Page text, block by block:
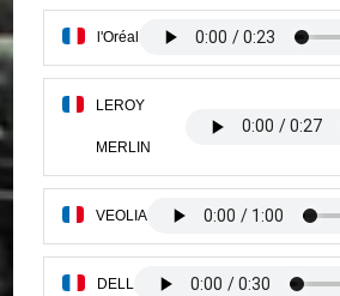
l'Oréal
LEROY
MERLIN
VEOLIA
DELL